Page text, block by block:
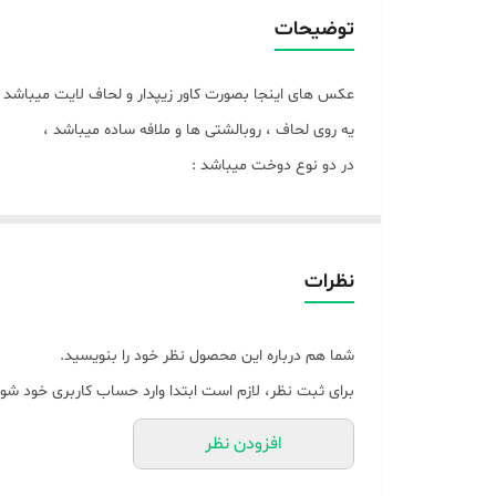
توضیحات
عکس های اینجا بصورت کاور زیپدار و لحاف لایت میباشد
یه روی لحاف ، روبالشتی ها و ملافه ساده میباشد ،
در دو نوع دوخت میباشد :
زیپدار هست به همدیگر وصل میشود و دیگه لحاف
رنگ های سرمه ای ، قرمز و سبز میباشد ،
نظرات
شما هم درباره این محصول نظر خود را بنویسید.
برای ثبت نظر، لازم است ابتدا وارد حساب کاربری خود
افزودن نظر